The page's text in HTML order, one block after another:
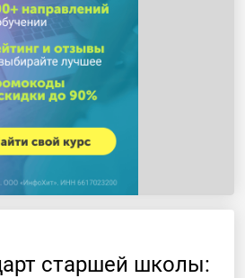
старшей школы: